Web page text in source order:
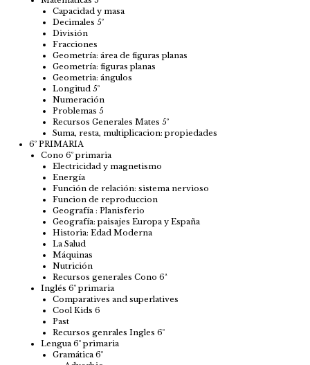
Capacidad y masa
Decimales 5º
División
Fracciones
Geometría: área de figuras planas
Geometría: figuras planas
Geometria: ángulos
Longitud 5º
Numeración
Problemas 5
Recursos Generales Mates 5º
Suma, resta, multiplicacion: propiedades
6º PRIMARIA
Cono 6º primaria
Electricidad y magnetismo
Energía
Función de relación: sistema nervioso
Funcion de reproduccion
Geografía : Planisferio
Geografía: paisajes Europa y España
Historia: Edad Moderna
La Salud
Máquinas
Nutrición
Recursos generales Cono 6ª
Inglés 6º primaria
Comparatives and superlatives
Cool Kids 6
Past
Recursos genrales Ingles 6º
Lengua 6º primaria
Gramática 6º